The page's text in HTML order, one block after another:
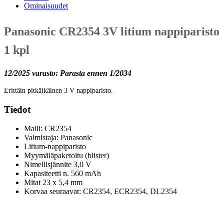
Ominaisuudet
Panasonic CR2354 3V litium nappiparisto
1 kpl
12/2025 varasto: Parasta ennen 1/2034
Erittäin pitkäikäinen 3 V nappiparisto.
Tiedot
Malli: CR2354
Valmistaja: Panasonic
Litium-nappiparisto
Myymäläpaketoitu (blister)
Nimellisjännite 3,0 V
Kapasiteetti n. 560 mAh
Mitat 23 x 5,4 mm
Korvaa seuraavat: CR2354, ECR2354, DL2354